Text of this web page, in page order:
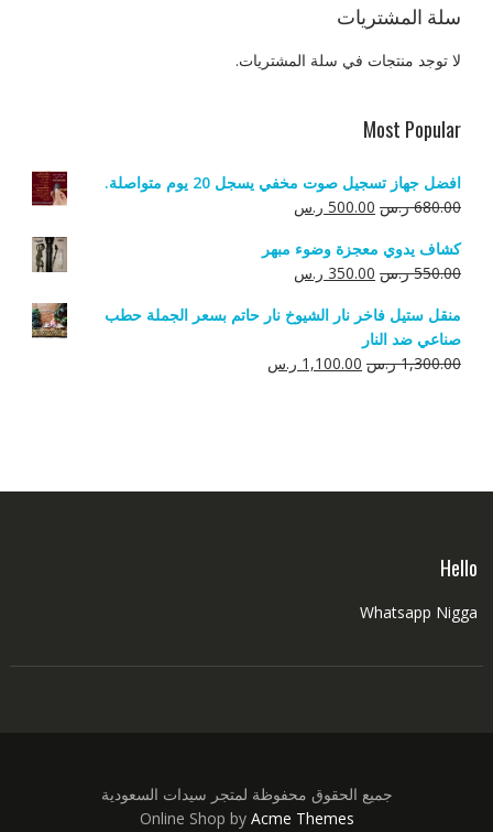
سلة المشتريات
لا توجد منتجات في سلة المشتريات.
Most Popular
افضل جهاز تسجيل صوت مخفي يسجل 20 يوم متواصلة.
680.00 ر.س السعر
هو:
680.00 ر.س.
500.00 ر.سالسعر
هو:
500.00 ر.س.
كشاف يدوي معجزة وضوء مبهر
550.00 ر.س السعر
هو:
550.00 ر.س.
350.00 ر.سالسعر
هو:
منقل ستيل فاخر نار الشيوخ نار حاتم بسعر الجملة حطب
صناعي ضد النار
1,300.00 ر.س السعر
1,100.00 ر.سالسعر
Hello
Whatsapp Nigga
جميع الحقوق محفوظة لمتجر سيدات السعودية
Online Shop by Acme Themes